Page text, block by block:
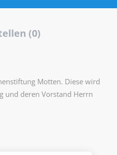
(0)
Motten. Diese wird
und deren Vorstand Herrn